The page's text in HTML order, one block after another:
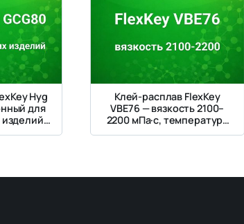
Hyg
для
изделий
Клей-расплав FlexKey
VBE76 — вязкость 2100–
2200 мПа·с, температура
размягчения 80–90 °C